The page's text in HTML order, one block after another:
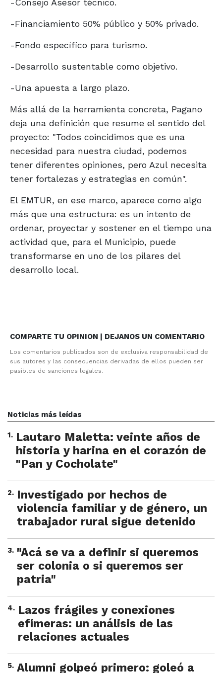
-Consejo Asesor técnico.
-Financiamiento 50% público y 50% privado.
-Fondo específico para turismo.
-Desarrollo sustentable como objetivo.
-Una apuesta a largo plazo.
Más allá de la herramienta concreta, Pagano
deja una definición que resume el sentido del
proyecto: "Todos coincidimos que es una
necesidad para nuestra ciudad, podemos
tener diferentes opiniones, pero Azul necesita
tener fortalezas y estrategias en común".
El EMTUR, en ese marco, aparece como algo
más que una estructura: es un intento de
ordenar, proyectar y sostener en el tiempo una
actividad que, para el Municipio, puede
transformarse en uno de los pilares del
desarrollo local.
COMPARTE TU OPINION | DEJANOS UN COMENTARIO
Los comentarios publicados son de exclusiva responsabilidad de
sus autores y las consecuencias derivadas de ellos pueden ser
pasibles de sanciones legales.
Noticias más leídas
1. Lautaro Maletta: veinte años de
historia y harina en el corazón de
"Pan y Cocholate"
2. Investigado por hechos de
violencia familiar y de género, un
trabajador rural sigue detenido
3. "Acá se va a definir si queremos
ser colonia o si queremos ser
patria"
4. Lazos frágiles y conexiones
efímeras: un análisis de las
relaciones actuales
5. Alumni golpeó primero: goleó a